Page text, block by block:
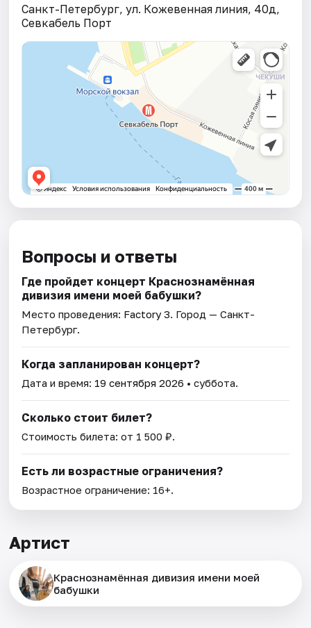
Санкт-Петербург, ул. Кожевенная линия, 40д,
Севкабель Порт
Вопросы и ответы
Где пройдет концерт Краснознамённая
дивизия имени моей бабушки?
Место проведения: Factory 3. Город — Санкт-
Петербург.
Когда запланирован концерт?
Дата и время: 19 сентября 2026 • суббота.
Сколько стоит билет?
Стоимость билета: от 1 500 ₽.
Есть ли возрастные ограничения?
Возрастное ограничение: 16+.
Артист
Краснознамённая дивизия имени моей
бабушки